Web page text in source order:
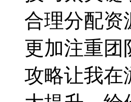
合理分配资
更加注重团
攻略让我在